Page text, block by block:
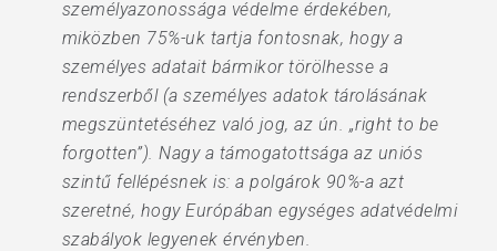
személyazonossága védelme érdekében,
miközben 75%-uk tartja fontosnak, hogy a
személyes adatait bármikor törölhesse a
rendszerből (a személyes adatok tárolásának
megszüntetéséhez való jog, az ún. „right to be
forgotten”). Nagy a támogatottsága az uniós
szintű fellépésnek is: a polgárok 90%-a azt
szeretné, hogy Európában egységes adatvédelmi
szabályok legyenek érvényben.